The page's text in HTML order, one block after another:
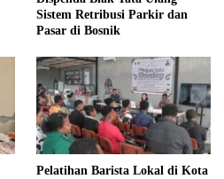
Sistem Retribusi Parkir dan
Pasar di Bosnik
Pelatihan Barista Lokal di Kota